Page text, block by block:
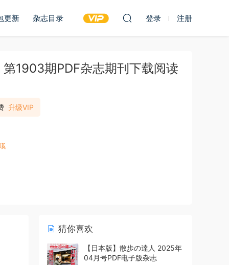
更新 杂志目录 登录 注册
1903期PDF杂志期刊下载阅读
升级VIP
猜你喜欢
【日本版】散歩の達人 2025年
04月号PDF电子版杂志